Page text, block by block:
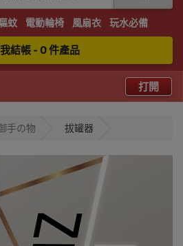
蚊 電動輪椅 風扇衣 玩水必備
結帳 - 0 件產品
打開
手の物 拔罐器